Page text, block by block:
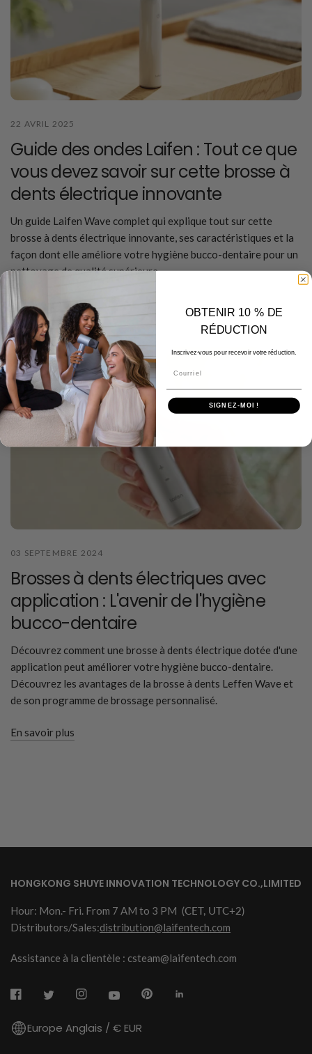
22 AVRIL 2025
Guide des ondes Laifen : Tout ce que
vous devez savoir sur cette brosse à
dents électrique innovante
Un guide Laifen Wave complet qui explique tout sur cette
brosse à dents électrique innovante, ses caractéristiques et la
façon dont elle améliore votre hygiène bucco-dentaire pour un
nettoyage de qualité supérieure.
En savoir plus
03 SEPTEMBRE 2024
Brosses à dents électriques avec
application : L'avenir de l'hygiène
bucco-dentaire
Découvrez comment une brosse à dents électrique dotée d'une
application peut améliorer votre hygiène bucco-dentaire.
Découvrez les avantages de la brosse à dents Leffen Wave et
de son programme de brossage personnalisé.
En savoir plus
HONGKONG SHUYE INNOVATION TECHNOLOGY CO.,LIMITED
Hour: Mon.- Fri. From 7 AM to 3 PM (CET, UTC+2)
Distributors/Sales:distribution@laifentech.com
Assistance à la clientèle : csteam@laifentech.com
Europe Anglais / € EUR
OBTENIR 10 % DE
RÉDUCTION
Inscrivez-vous pour recevoir votre réduction.
SIGNEZ-MOI !